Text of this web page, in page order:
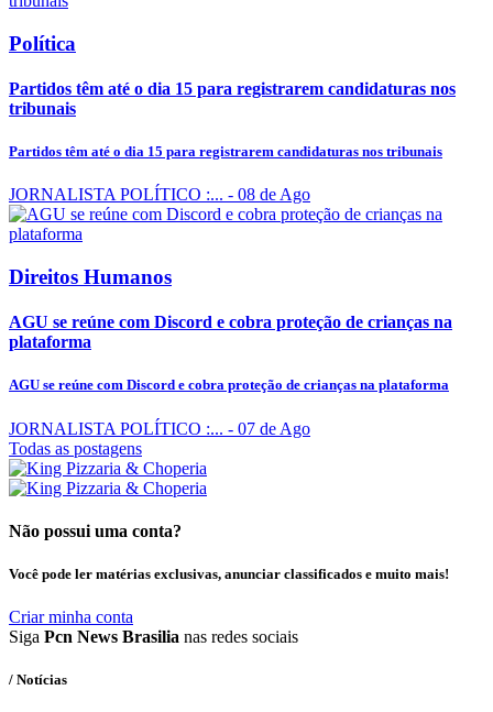
Política
Partidos têm até o dia 15 para registrarem candidaturas nos
tribunais
Partidos têm até o dia 15 para registrarem candidaturas nos tribunais
JORNALISTA POLÍTICO :... - 08 de Ago
Direitos Humanos
AGU se reúne com Discord e cobra proteção de crianças na
plataforma
AGU se reúne com Discord e cobra proteção de crianças na plataforma
JORNALISTA POLÍTICO :... - 07 de Ago
Todas as postagens
Não possui uma conta?
Você pode ler matérias exclusivas, anunciar classificados e muito mais!
Criar minha conta
Siga Pcn News Brasilia nas redes sociais
/ Notícias